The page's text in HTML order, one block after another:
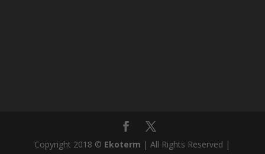
Copyright 2018 © Ekoterm | All Rights Reserved |